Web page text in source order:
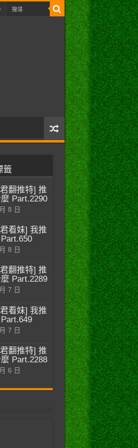
籤
翻推特] 推
Part.2290
8 日
看妹] 我推
8 日
翻推特] 推
Part.2289
7 日
看妹] 我推
7 日
翻推特] 推
Part.2288
6 日